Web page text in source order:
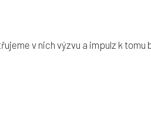
v nich výzvu a impulz k